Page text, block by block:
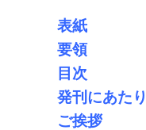
表紙
要領
目次
発刊にあたり
ご挨拶